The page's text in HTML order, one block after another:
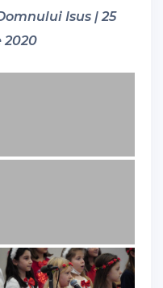
Isus | 25
2020